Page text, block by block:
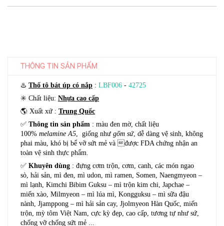
THÔNG TIN SẢN PHẨM
♨️ Thố tô bát úp có nắp : LBF006 - 42725
✳️ Chất liệu: Nhựa cao cấp
🌎 Xuất xứ : Trung Quốc
✅ Thông tin sản phẩm : màu đen mờ, chất liệu
100% melamine A5, giống như gốm sứ, dễ dàng vệ sinh, không
phai màu, khó bị bể vỡ sứt mẻ và được FDA chứng nhận an
toàn vệ sinh thực phẩm.
✅ Khuyên dùng : đựng cơm trộn, cơm, canh, các món ngao
sò, hải sản, mì đen, mì udon, mì ramen, Somen, Naengmyeon –
mì lạnh, Kimchi Bibim Guksu – mì trộn kim chi, Japchae –
miến xào, Milmyeon – mì lúa mì, Kongguksu – mì sữa đậu
nành, Jjamppong – mì hải sản cay, Jjolmyeon Hàn Quốc, miến
trộn, mỳ tôm Việt Nam, cực kỳ đẹp, cao cấp, tương tự như sứ,
chống vỡ chống sứt mẻ ...